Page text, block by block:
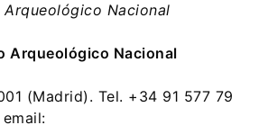
Arqueológico Nacional
Arqueológico Nacional
(Madrid). Tel. +34 91 577 79